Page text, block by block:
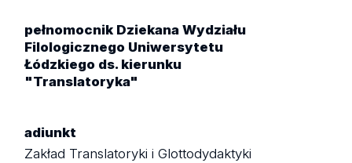
pełnomocnik Dziekana Wydziału
Filologicznego Uniwersytetu
Łódzkiego ds. kierunku
"Translatoryka"
adiunkt
Zakład Translatoryki i Glottodydaktyki